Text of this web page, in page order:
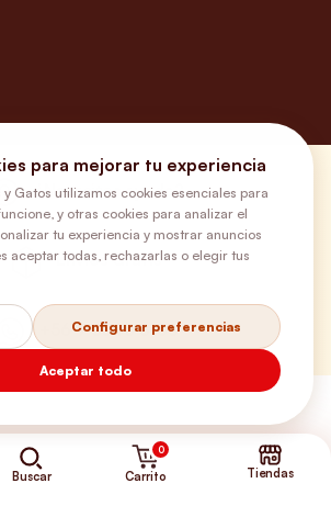
¿Necesitas ayuda?
Envíos Gratis
+56 9 5646 8188
Buscar
0
Carrito Tiendas
para mejorar tu experiencia
y Gatos utilizamos cookies esenciales para
y otras cookies para analizar el
tu experiencia y mostrar anuncios
aceptar todas, rechazarlas o elegir tus
Configurar preferencias
Aceptar todo